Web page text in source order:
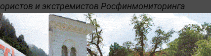
и экстремистов Росфинмониторинга